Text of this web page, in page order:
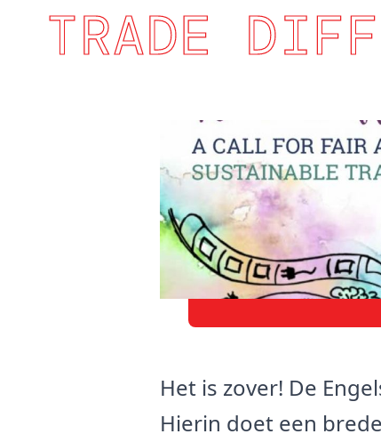
TRADE
Het is zover! De
Hierin doet een